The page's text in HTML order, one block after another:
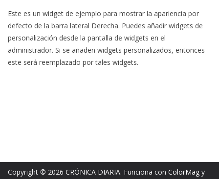
Este es un widget de ejemplo para mostrar la apariencia por
defecto de la barra lateral Derecha. Puedes añadir widgets de
personalización desde la pantalla de widgets en el
administrador. Si se añaden widgets personalizados, entonces
este será reemplazado por tales widgets.
Copyright © 2026 CRÓNICA DIARIA. Funciona con ColorMag y